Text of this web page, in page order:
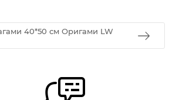
40*50 см Оригами LW